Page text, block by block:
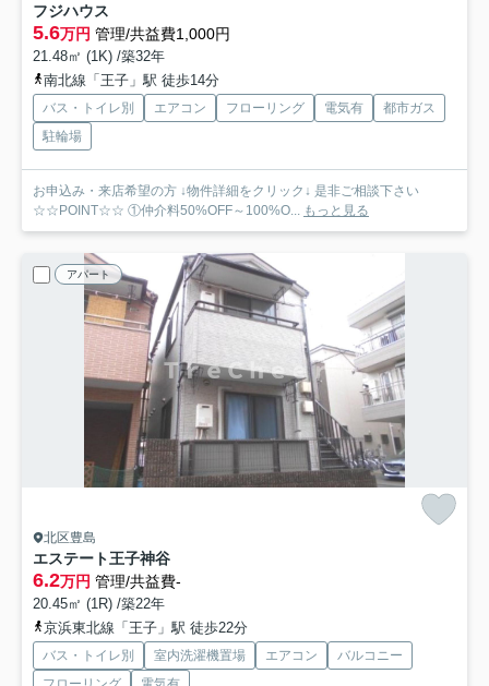
フジハウス
5.6万円 管理/共益費1,000円
21.48㎡ (1K) /築32年
南北線「王子」駅 徒歩14分
バス・トイレ別 エアコン フローリング 電気有
都市ガス
駐輪場
お申込み・来店希望の方 ↓物件詳細をクリック↓ 是非ご相談下さい
☆☆POINT☆☆ ①仲介料50%OFF～100%O...
もっと見る
アパート
北区豊島
エステート王子神谷
6.2万円 管理/共益費-
20.45㎡ (1R) /築22年
京浜東北線「王子」駅 徒歩22分
バス・トイレ別 室内洗濯機置場 エアコン
バルコニー